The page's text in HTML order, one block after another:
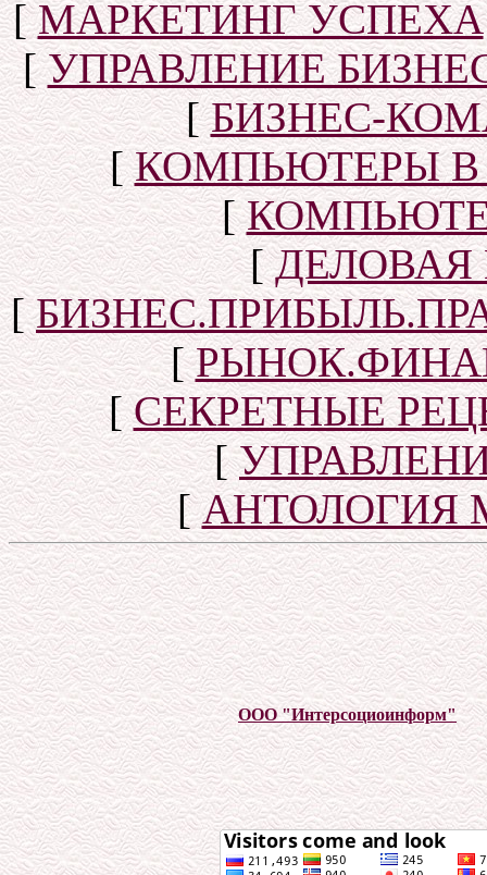
[МАРКЕТИНГ УСПЕХА
[УПРАВЛЕНИЕ
[БИЗНЕС-
[КОМПЬЮТЕРЫ В
[
[
[
[
[СЕКРЕТНЫЕ
[
[АНТОЛОГИЯ
ООО "Интерсоциоинформ"